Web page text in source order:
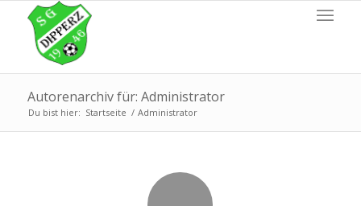
Autorenarchiv für: Administrator
Du bist hier: Startseite / Administrator